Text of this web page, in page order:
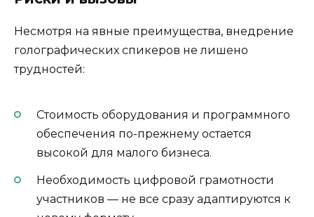
Несмотря на явные преимущества, внедрение
голографических спикеров не лишено
трудностей:
Стоимость оборудования и программного
обеспечения по-прежнему остается
высокой для малого бизнеса.
Необходимость цифровой грамотности
участников — не все сразу адаптируются к